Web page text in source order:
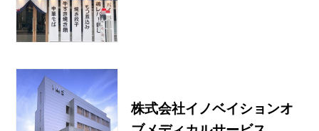
株式会社イノベイションオ